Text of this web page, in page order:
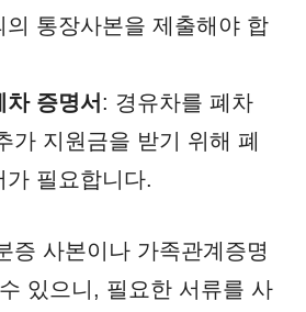
의 통장사본을 제출해야 합
차 증명서 : 경유차를 폐차
가 지원금을 받기 위해 폐
가 필요합니다.
증 사본이나 가족관계증명
있으니, 필요한 서류를 사